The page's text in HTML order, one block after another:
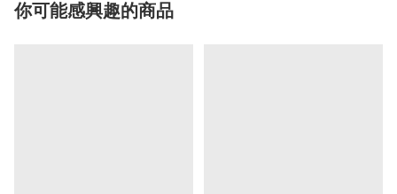
你可能感興趣的商品